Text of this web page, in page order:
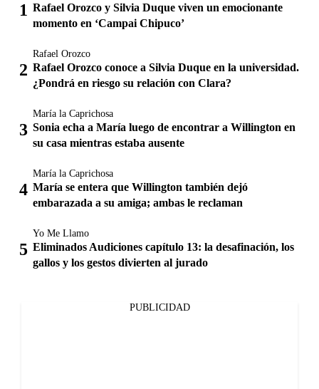
Rafael Orozco y Silvia Duque viven un emocionante
momento en ‘Campai Chipuco’
Rafael Orozco
Rafael Orozco conoce a Silvia Duque en la universidad.
¿Pondrá en riesgo su relación con Clara?
María la Caprichosa
Sonia echa a María luego de encontrar a Willington en
su casa mientras estaba ausente
María la Caprichosa
María se entera que Willington también dejó
embarazada a su amiga; ambas le reclaman
Yo Me Llamo
Eliminados Audiciones capítulo 13: la desafinación, los
gallos y los gestos divierten al jurado
PUBLICIDAD